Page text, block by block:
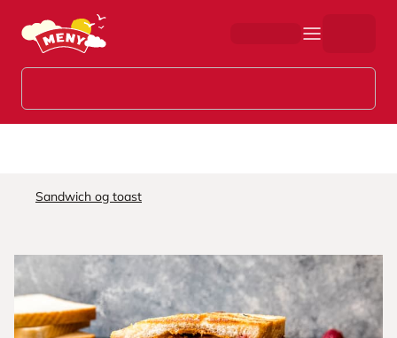
Hopp til hovedinnhold
Sandwich og toast